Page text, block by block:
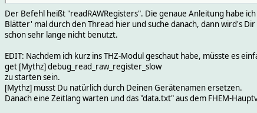
Der Befehl heißt "readRAWRegisters". Die genaue Anleitung habe
Blätter' mal durch den Thread hier und suche danach, dann wird's
schon sehr lange nicht benutzt.
EDIT: Nachdem ich kurz ins THZ-Modul geschaut habe, müsste es
get [Mythz] debug_read_raw_register_slow
zu starten sein.
[Mythz] musst Du natürlich durch Deinen Gerätenamen ersetzen.
Danach eine Zeitlang warten und das "data.txt" aus dem FHEM-